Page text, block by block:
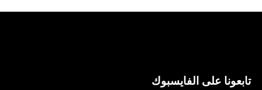
النهار
تابعونا على الفايسبوك